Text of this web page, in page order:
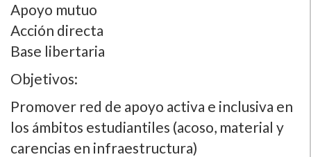
Apoyo mutuo
Acción directa
Base libertaria
Objetivos:
Promover red de apoyo activa e inclusiva en
los ámbitos estudiantiles (acoso, material y
carencias en infraestructura)